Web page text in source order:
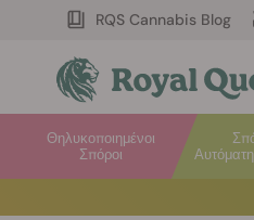
RQS Cannabis Blog
Θηλυκοποιημένοι
Σπόροι